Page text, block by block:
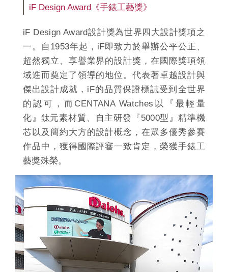
iF Design Award《手錶工藝獎》
iF Design Award設計獎為世界四大設計獎項之
一。自1953年起，iF即致力於舉辦公平公正、
超然獨立、享譽業界的設計獎，在國際獎項領
域進而奠定了領導的地位。代表著卓越設計與
傑出設計成就，iF的品質保證標誌受到全世界
的認可，而CENTANA Watches以『最輕量
化』鈦元素材質、自主研發『5000型』精準機
芯以及簡約大方的設計概念，在眾多優秀參賽
作品中，獲得國際評審一致肯定，榮獲手錶工
藝獎殊榮。